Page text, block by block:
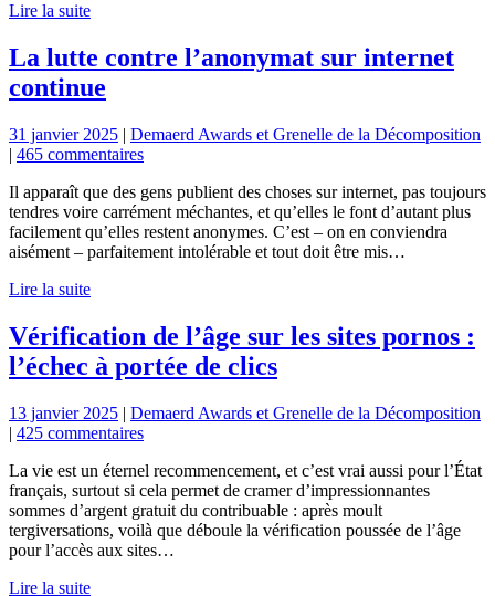
Lire la suite
La lutte contre l’anonymat sur internet
continue
31 janvier 2025 | Demaerd Awards et Grenelle de la Décomposition
| 465 commentaires
Il apparaît que des gens publient des choses sur internet, pas toujours
tendres voire carrément méchantes, et qu’elles le font d’autant plus
facilement qu’elles restent anonymes. C’est – on en conviendra
aisément – parfaitement intolérable et tout doit être mis…
Lire la suite
Vérification de l’âge sur les sites pornos :
l’échec à portée de clics
13 janvier 2025 | Demaerd Awards et Grenelle de la Décomposition
| 425 commentaires
La vie est un éternel recommencement, et c’est vrai aussi pour l’État
français, surtout si cela permet de cramer d’impressionnantes
sommes d’argent gratuit du contribuable : après moult
tergiversations, voilà que déboule la vérification poussée de l’âge
pour l’accès aux sites…
Lire la suite